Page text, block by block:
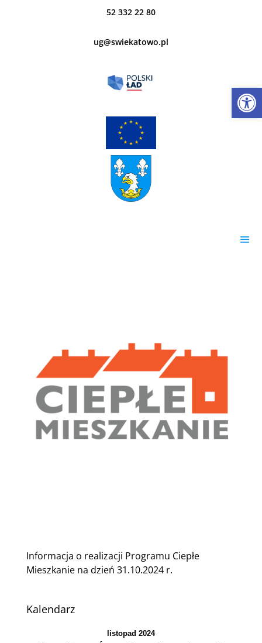
52 332 22 80
ug@swiekatowo.pl
Informacja o realizacji Programu Ciepłe
Mieszkanie na dzień 31.10.2024 r.
Kalendarz
listopad 2024